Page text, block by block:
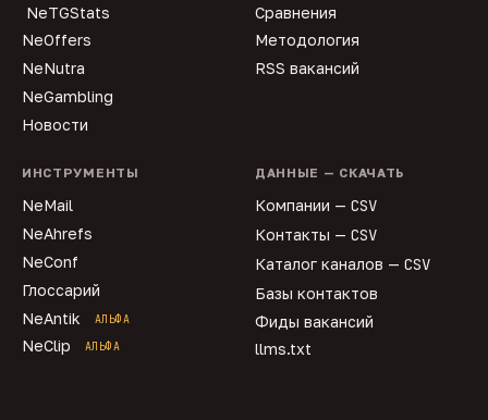
NeTGStats
NeOffers
NeNutra
NeGambling
Новости
Сравнения
Методология
RSS вакансий
ИНСТРУМЕНТЫ
NeMail
NeAhrefs
NeConf
Глоссарий
NeAntik
АЛЬФА
NeClip АЛЬФА
ДАННЫЕ — СКАЧАТЬ
Компании — CSV
Контакты — CSV
Каталог каналов — CSV
Базы контактов
Фиды вакансий
llms.txt